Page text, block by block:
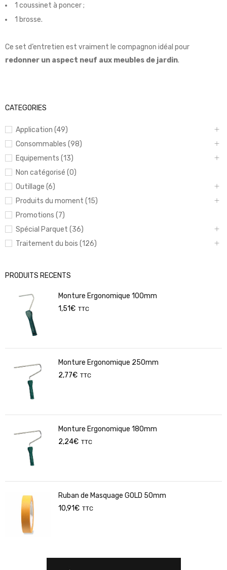
CATEGORIES
Application (49)
Consommables (98)
Equipements (13)
Non catégorisé (0)
Outillage (6)
Produits du moment (15)
Promotions (7)
Spécial Parquet (36)
Traitement du bois (126)
PRODUITS RECENTS
Monture Ergonomique 100mm
1,51€ TTC
Monture Ergonomique 250mm
2,77€ TTC
Monture Ergonomique 180mm
2,24€ TTC
Ruban de Masquage GOLD 50mm
10,91€ TTC
1 coussinet à poncer ;
1 brosse.
Ce set d’entretien est vraiment le compagnon idéal pour
redonner un aspect neuf aux meubles de jardin.